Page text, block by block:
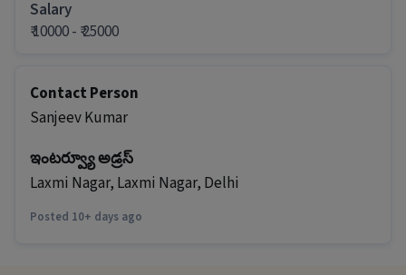
ఇది ఒక Full Time job.
ఈ job కోసం ఆఫీస్ కు వెళ్లాలా?
Ans :
అవును, అభ్యర్థులు GTB Nagar, Allahabad లోని
ఆఫీస్ కు వెళ్లి పని చేయాలి.
Salary
₹ 10000 - ₹ 25000
Contact Person
Sanjeev Kumar
ఇంటర్వ్యూ అడ్రస్
Laxmi Nagar, Laxmi Nagar, Delhi
Posted 10+ days ago